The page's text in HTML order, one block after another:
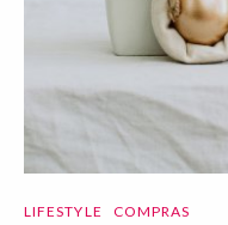
LIFESTYLE COMPRAS